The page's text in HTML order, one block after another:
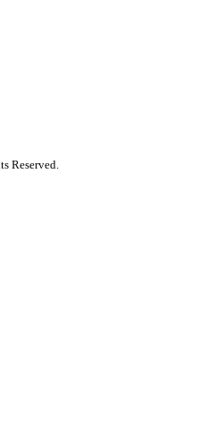
Reserved.